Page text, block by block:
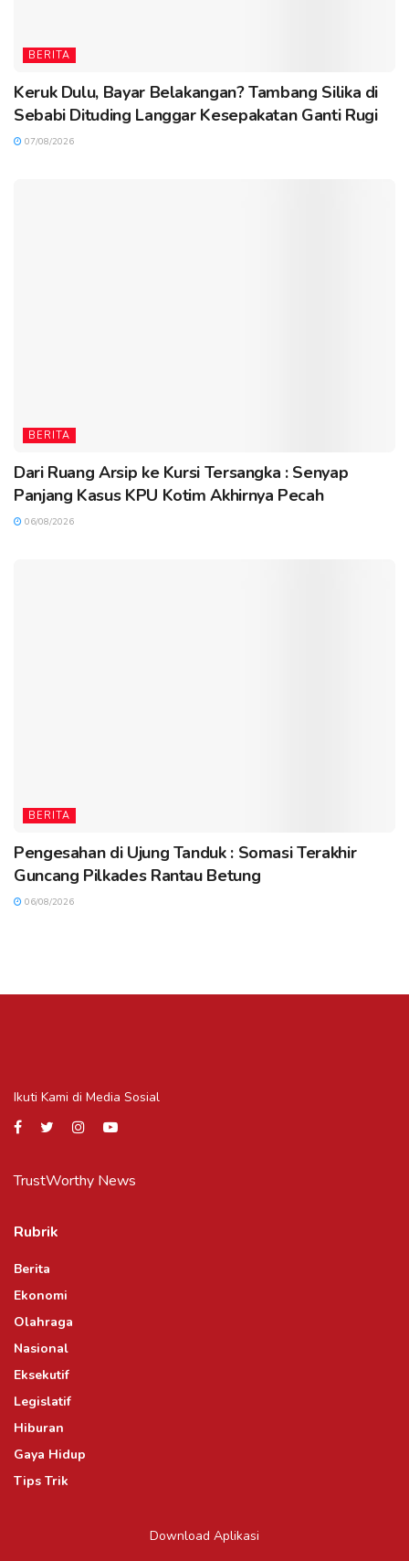
BERITA
Keruk Dulu, Bayar Belakangan? Tambang Silika di
Sebabi Dituding Langgar Kesepakatan Ganti Rugi
07/08/2026
BERITA
Dari Ruang Arsip ke Kursi Tersangka : Senyap
Panjang Kasus KPU Kotim Akhirnya Pecah
06/08/2026
BERITA
Pengesahan di Ujung Tanduk : Somasi Terakhir
Guncang Pilkades Rantau Betung
06/08/2026
Ikuti Kami di Media Sosial
TrustWorthy News
Rubrik
Berita
Ekonomi
Olahraga
Nasional
Eksekutif
Legislatif
Hiburan
Gaya Hidup
Tips Trik
Download Aplikasi